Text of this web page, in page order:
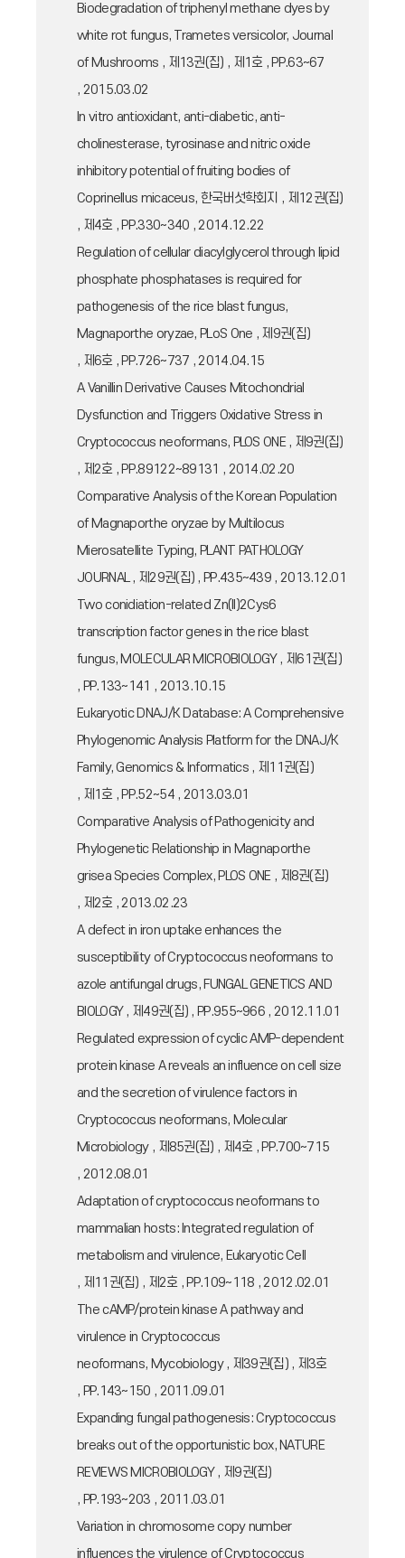
Biodegradation of triphenyl methane dyes by
white rot fungus, Trametes versicolor, Journal
of Mushrooms , 제13권(집) , 제1호 , PP.63~67
, 2015.03.02
In vitro antioxidant, anti-diabetic, anti-
cholinesterase, tyrosinase and nitric oxide
inhibitory potential of fruiting bodies of
Coprinellus micaceus, 한국버섯학회지 , 제12권(집)
, 제4호 , PP.330~340 , 2014.12.22
Regulation of cellular diacylglycerol through lipid
phosphate phosphatases is required for
pathogenesis of the rice blast fungus,
Magnaporthe oryzae, PLoS One , 제9권(집)
, 제6호 , PP.726~737 , 2014.04.15
A Vanillin Derivative Causes Mitochondrial
Dysfunction and Triggers Oxidative Stress in
Cryptococcus neoformans, PLOS ONE , 제9권(집)
, 제2호 , PP.89122~89131 , 2014.02.20
Comparative Analysis of the Korean Population
of Magnaporthe oryzae by Multilocus
Mierosatellite Typing, PLANT PATHOLOGY
JOURNAL , 제29권(집) , PP.435~439 , 2013.12.01
Two conidiation-related Zn(II)2Cys6
transcription factor genes in the rice blast
fungus, MOLECULAR MICROBIOLOGY , 제61권(집)
, PP.133~141 , 2013.10.15
Eukaryotic DNAJ/K Database: A Comprehensive
Phylogenomic Analysis Platform for the DNAJ/K
Family, Genomics & Informatics , 제11권(집)
, 제1호 , PP.52~54 , 2013.03.01
Comparative Analysis of Pathogenicity and
Phylogenetic Relationship in Magnaporthe
grisea Species Complex, PLOS ONE , 제8권(집)
, 제2호 , 2013.02.23
A defect in iron uptake enhances the
susceptibility of Cryptococcus neoformans to
azole antifungal drugs, FUNGAL GENETICS AND
BIOLOGY , 제49권(집) , PP.955~966 , 2012.11.01
Regulated expression of cyclic AMP-dependent
protein kinase A reveals an influence on cell size
and the secretion of virulence factors in
Cryptococcus neoformans, Molecular
Microbiology , 제85권(집) , 제4호 , PP.700~715
, 2012.08.01
Adaptation of cryptococcus neoformans to
mammalian hosts: Integrated regulation of
metabolism and virulence, Eukaryotic Cell
, 제11권(집) , 제2호 , PP.109~118 , 2012.02.01
The cAMP/protein kinase A pathway and
virulence in Cryptococcus
neoformans, Mycobiology , 제39권(집) , 제3호
, PP.143~150 , 2011.09.01
Expanding fungal pathogenesis: Cryptococcus
breaks out of the opportunistic box, NATURE
REVIEWS MICROBIOLOGY , 제9권(집)
, PP.193~203 , 2011.03.01
Variation in chromosome copy number
influences the virulence of Cryptococcus